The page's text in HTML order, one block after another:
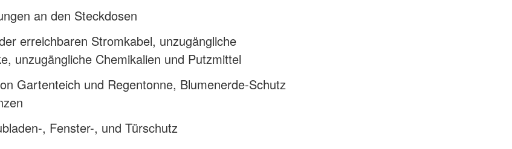
an den Steckdosen
erreichbaren Stromkabel, unzugängliche
unzugängliche Chemikalien und Putzmittel
Gartenteich und Regentonne, Blumenerde-Schutz
, Fenster-, und Türschutz